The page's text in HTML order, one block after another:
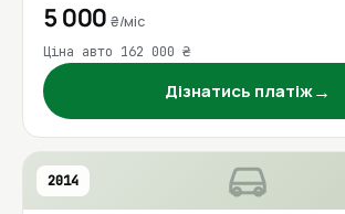
5 000₴/міс
Ціна авто 162 000 ₴
Дізнатись платіж→
2014